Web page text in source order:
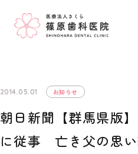
2014.05.01 お知らせ
朝日新聞【群馬県版
に従事 亡き父の思